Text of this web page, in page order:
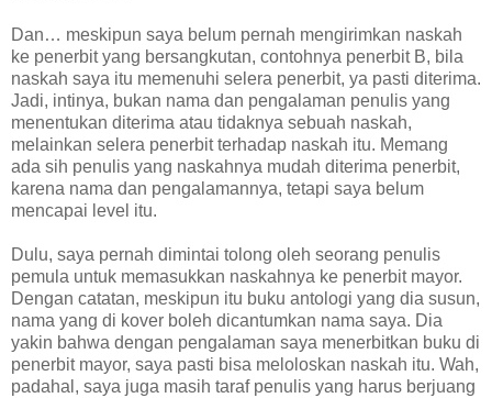
Dan… meskipun saya belum pernah mengirimkan naskah
ke penerbit yang bersangkutan, contohnya penerbit B, bila
naskah saya itu memenuhi selera penerbit, ya pasti diterima.
Jadi, intinya, bukan nama dan pengalaman penulis yang
menentukan diterima atau tidaknya sebuah naskah,
melainkan selera penerbit terhadap naskah itu. Memang
ada sih penulis yang naskahnya mudah diterima penerbit,
karena nama dan pengalamannya, tetapi saya belum
mencapai level itu.
Dulu, saya pernah dimintai tolong oleh seorang penulis
pemula untuk memasukkan naskahnya ke penerbit mayor.
Dengan catatan, meskipun itu buku antologi yang dia susun,
nama yang di kover boleh dicantumkan nama saya. Dia
yakin bahwa dengan pengalaman saya menerbitkan buku di
penerbit mayor, saya pasti bisa meloloskan naskah itu. Wah,
padahal, saya juga masih taraf penulis yang harus berjuang